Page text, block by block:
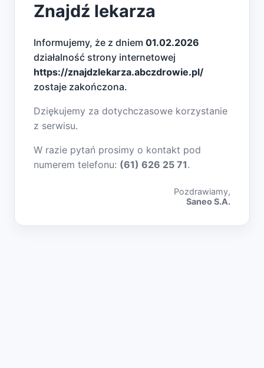
Znajdź lekarza
Informujemy, że z dniem 01.02.2026
działalność strony internetowej
https://znajdzlekarza.abczdrowie.pl/
zostaje zakończona.
Dziękujemy za dotychczasowe korzystanie
z serwisu.
W razie pytań prosimy o kontakt pod
numerem telefonu: (61) 626 25 71.
Pozdrawiamy,
Saneo S.A.